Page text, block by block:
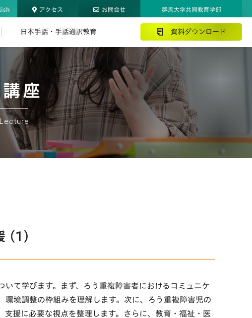
アクセス お問合せ 群馬大学共同教育学部
日本手話・手話通訳教育 資料ダウンロード
座
(1)
て学びます。まず、ろう重複障害者におけるコミュニケ
境調整の枠組みを理解します。次に、ろう重複障害児の
援に必要な視点を整理します。さらに、教育・福祉・医